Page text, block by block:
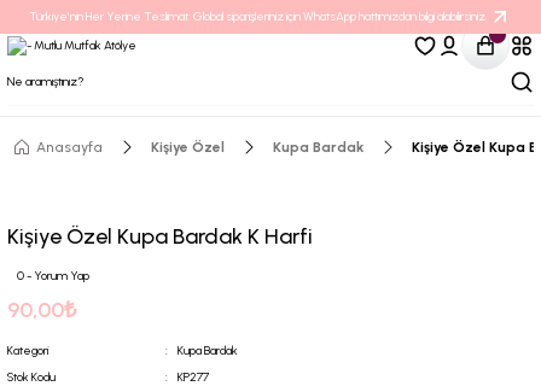
Türkiye’nin Her Yerine Teslimat. Global siparişleriniz için WhatsApp hattımızdan bilgi alabilirsiniz.
Anasayfa Kişiye Özel Kupa Bardak Kişiye Özel Kupa
Kişiye Özel Kupa Bardak K Harfi
0 - Yorum Yap
90,00₺
Kategori
Kupa Bardak
Stok Kodu
KP277